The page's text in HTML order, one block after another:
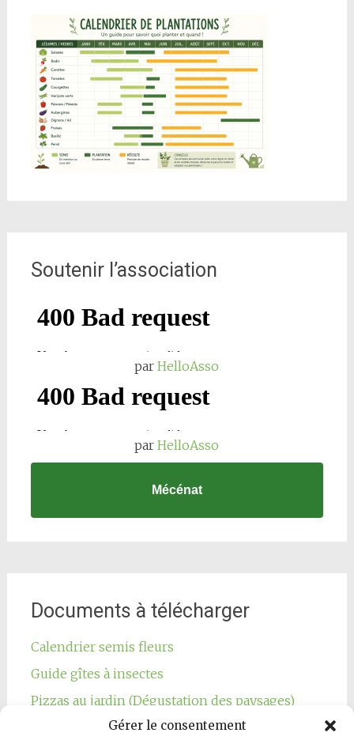
Gérer le consentement
Soutenir l’association
parHelloAsso
parHelloAsso
Mécénat
Documents à télécharger
Calendrier semis fleurs
Guide gîtes à insectes
Pizzas au jardin (Dégustation des paysages)